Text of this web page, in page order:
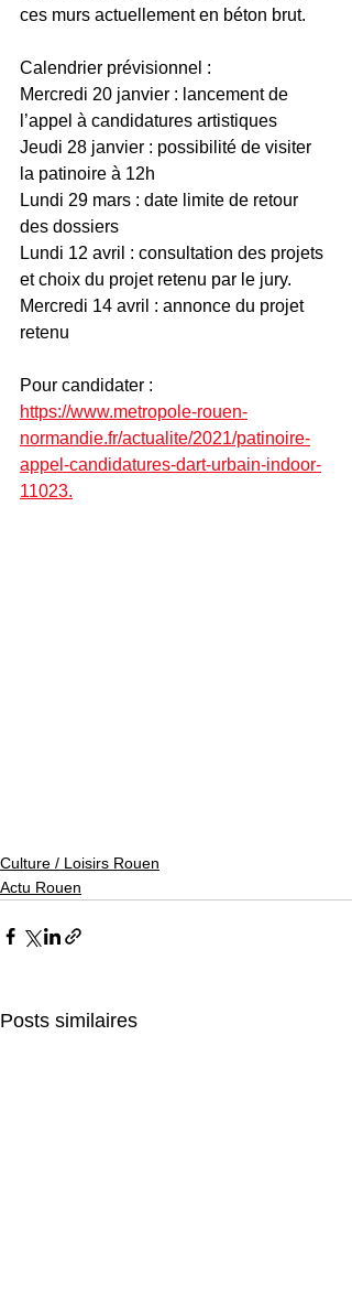
ces murs actuellement en béton brut.
Calendrier prévisionnel :
Mercredi 20 janvier : lancement de
l’appel à candidatures artistiques
Jeudi 28 janvier : possibilité de visiter
la patinoire à 12h
Lundi 29 mars : date limite de retour
des dossiers
Lundi 12 avril : consultation des projets
et choix du projet retenu par le jury.
Mercredi 14 avril : annonce du projet
retenu
Pour candidater :
https://www.metropole-rouen-
normandie.fr/actualite/2021/patinoire-
appel-candidatures-dart-urbain-indoor-
11023.
Culture / Loisirs Rouen
Actu Rouen
Posts similaires